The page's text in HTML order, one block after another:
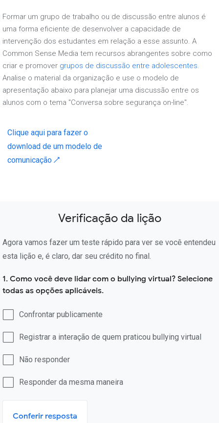
Formar um grupo de trabalho ou de discussão entre alunos é
uma forma eficiente de desenvolver a capacidade de
intervenção dos estudantes em relação a esse assunto. A
Common Sense Media tem recursos abrangentes sobre como
criar e promover grupos de discussão entre adolescentes.
Analise o material da organização e use o modelo de
apresentação abaixo para planejar uma discussão entre os
alunos com o tema "Conversa sobre segurança on-line".
Clique aqui para fazer o
download de um modelo de
comunicação ↗
Verificação da lição
Agora vamos fazer um teste rápido para ver se você entendeu
esta lição e, é claro, dar seu crédito no final.
1. Como você deve lidar com o bullying virtual? Selecione
todas as opções aplicáveis.
Confrontar publicamente
Registrar a interação de quem praticou bullying virtual
Não responder
Responder da mesma maneira
Conferir resposta